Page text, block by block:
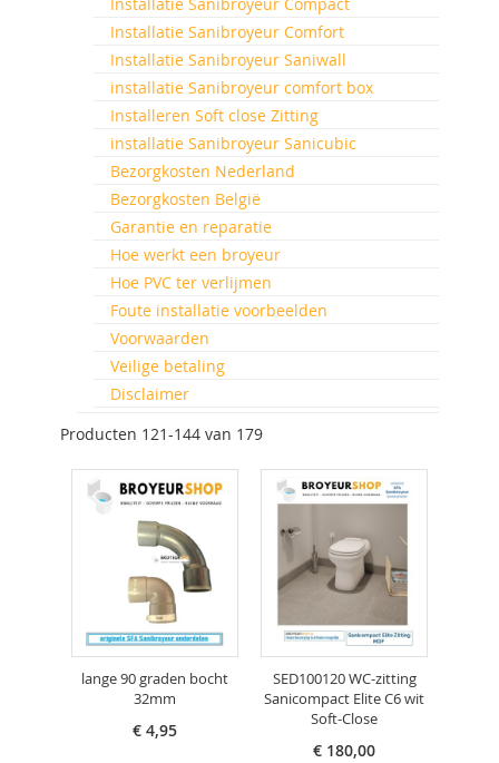
Producten 121-144 van 179
lange 90 graden bocht
32mm
€ 4,95
SED100120 WC-zitting
Sanicompact Elite C6 wit
Soft-Close
€ 180,00
Installatie Sanibroyeur Comfort
Installatie Sanibroyeur Saniwall
installatie Sanibroyeur comfort box
Installeren Soft close Zitting
installatie Sanibroyeur Sanicubic
Bezorgkosten Nederland
Bezorgkosten België
Garantie en reparatie
Hoe werkt een broyeur
Hoe PVC ter verlijmen
Foute installatie voorbeelden
Voorwaarden
Veilige betaling
Disclaimer